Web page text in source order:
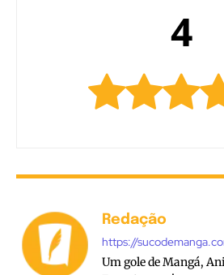
4
Redação
https://
Um gole de Mangá,